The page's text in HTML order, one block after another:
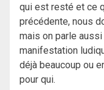
qui est resté et ce
précédente, nous
mais on parle
manifestation
déjà beaucoup ou
pour qui.